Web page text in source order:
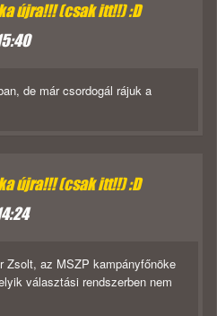
újra!!! (csak itt!!) :D
de már csordogál rájuk a
újra!!! (csak itt!!) :D
Zsolt, az MSZP kampányfőnöke
választási rendszerben nem